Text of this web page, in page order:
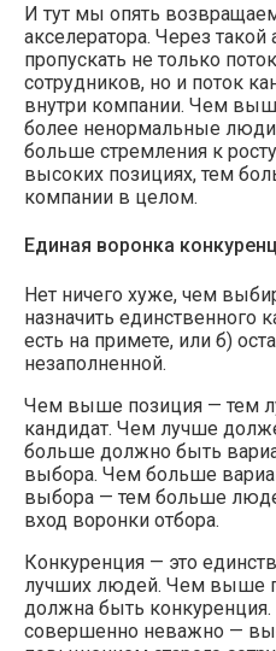
И тут мы опять
акселератора. Через такой
пропускать не только
сотрудников, но и поток
внутри компании. Чем
более ненормальные
больше стремления к
высоких позициях, тем
компании в целом.
Единая воронка
Нет ничего хуже, чем
назначить единственного
есть на примете, или б)
незаполненной.
Чем выше позиция — тем
кандидат. Чем лучше
больше должно быть
выбора. Чем больше
выбора — тем больше
вход воронки отбора.
Конкуренция — это
лучших людей. Чем выше
должна быть
совершенно неважно —